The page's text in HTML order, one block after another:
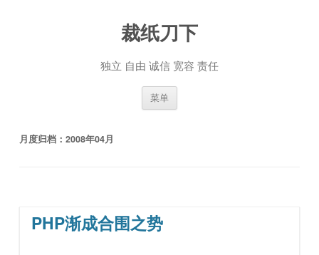
裁纸刀下
独立 自由 诚信 宽容 责任
菜单
月度归档：2008年04月
PHP渐成合围之势